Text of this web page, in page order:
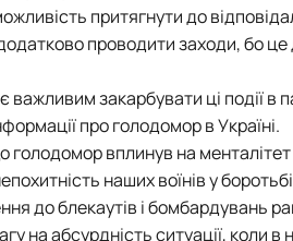
притягнути до
проводити заходи, бо
закарбувати ці події в
про голодомор в Україні.
вплинув на менталітет
наших воїнів у
до блекаутів і бомбардувань
на абсурдність ситуації, коли